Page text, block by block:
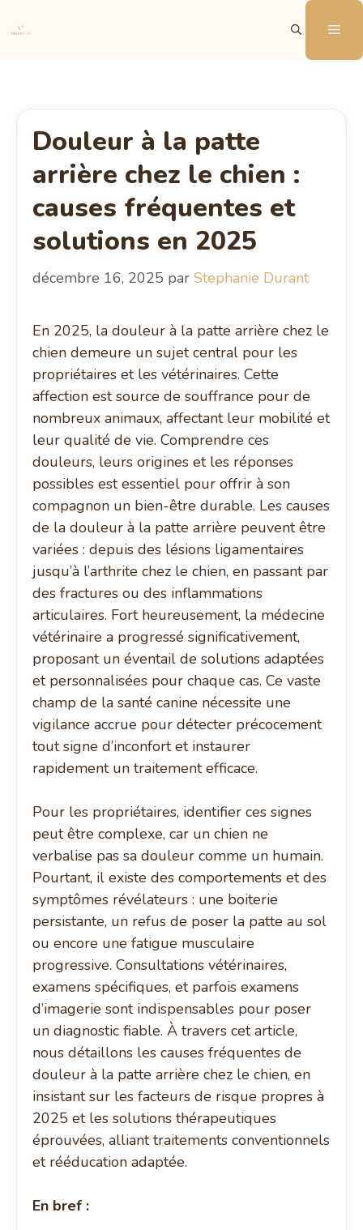
au
Douleur à la patte
arrière chez le chien :
causes fréquentes et
solutions en 2025
décembre 16, 2025 parStephanie Durant
En 2025, la douleur à la patte arrière chez le
chien demeure un sujet central pour les
propriétaires et les vétérinaires. Cette
affection est source de souffrance pour de
nombreux animaux, affectant leur mobilité et
leur qualité de vie. Comprendre ces
douleurs, leurs origines et les réponses
possibles est essentiel pour offrir à son
compagnon un bien-être durable. Les causes
de la douleur à la patte arrière peuvent être
variées : depuis des lésions ligamentaires
jusqu’à l’arthrite chez le chien, en passant par
des fractures ou des inflammations
articulaires. Fort heureusement, la médecine
vétérinaire a progressé significativement,
proposant un éventail de solutions adaptées
et personnalisées pour chaque cas. Ce vaste
champ de la santé canine nécessite une
vigilance accrue pour détecter précocement
tout signe d’inconfort et instaurer
rapidement un traitement efficace.
Pour les propriétaires, identifier ces signes
peut être complexe, car un chien ne
verbalise pas sa douleur comme un humain.
Pourtant, il existe des comportements et des
symptômes révélateurs : une boiterie
persistante, un refus de poser la patte au sol
ou encore une fatigue musculaire
progressive. Consultations vétérinaires,
examens spécifiques, et parfois examens
d’imagerie sont indispensables pour poser
un diagnostic fiable. À travers cet article,
nous détaillons les causes fréquentes de
douleur à la patte arrière chez le chien, en
insistant sur les facteurs de risque propres à
2025 et les solutions thérapeutiques
éprouvées, alliant traitements conventionnels
et rééducation adaptée.
En bref :